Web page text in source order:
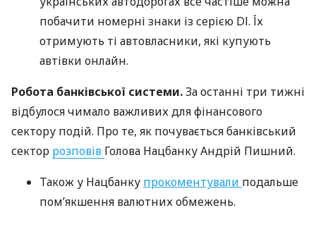
побачити номерні знаки із серією DІ. Їх
отримують ті автовласники, які купують
автівки онлайн.
Робота банківської системи.За останні три тижні
відбулося чимало важливих для фінансового
сектору подій. Про те, як почувається банківський
сектор розповів Голова Нацбанку Андрій Пишний.
Також у Нацбанку прокоментували подальше
пом’якшення валютних обмежень.